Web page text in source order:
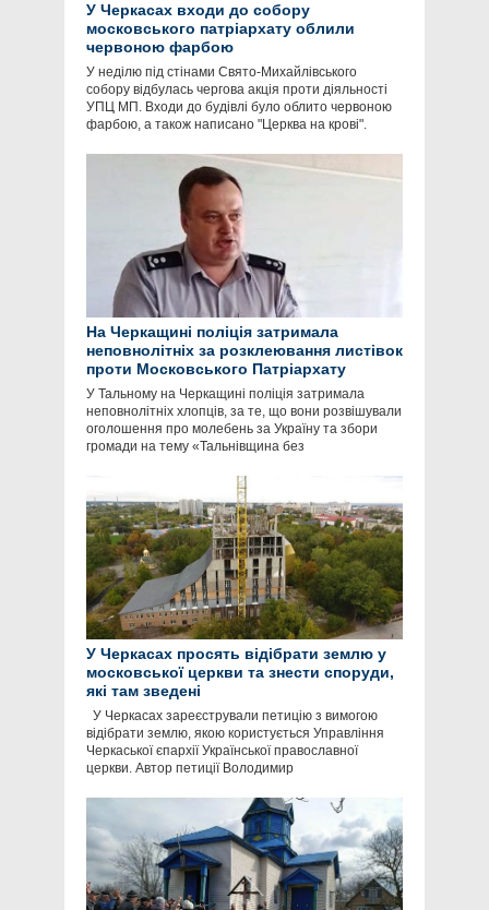
У Черкасах входи до собору
московського патріархату облили
червоною фарбою
У неділю під стінами Свято-Михайлівського
собору відбулась чергова акція проти діяльності
УПЦ МП. Входи до будівлі було облито червоною
фарбою, а також написано "Церква на крові".
На Черкащині поліція затримала
неповнолітніх за розклеювання листівок
проти Московського Патріархату
У Тальному на Черкащині поліція затримала
неповнолітніх хлопців, за те, що вони розвішували
оголошення про молебень за Україну та збори
громади на тему «Тальнівщина без
У Черкасах просять відібрати землю у
московської церкви та знести споруди,
які там зведені
У Черкасах зареєстрували петицію з вимогою
відібрати землю, якою користується Управління
Черкаської єпархії Української православної
церкви. Автор петиції Володимир